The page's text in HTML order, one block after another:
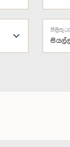
පිළිතුරු